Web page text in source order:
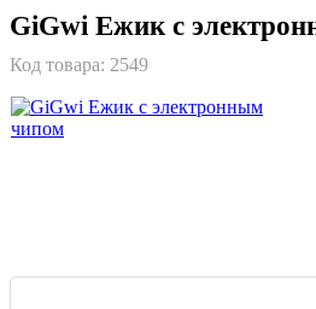
GiGwi Ежик с
Код товара: 2549